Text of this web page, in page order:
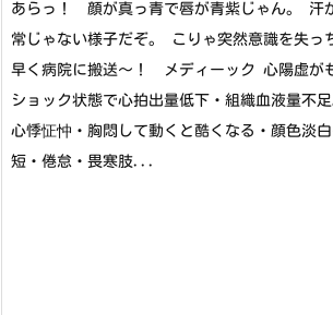
あらっ！ 顔が真っ青で唇が青紫じゃん。
常じゃない様子だぞ。 こりゃ突然意識を失っ
早く病院に搬送～！ メディーック 心陽虚が
ショック状態で心拍出量低下・組織血液量
心悸怔忡・胸悶して動くと酷くなる・顔色淡
短・倦怠・畏寒肢...